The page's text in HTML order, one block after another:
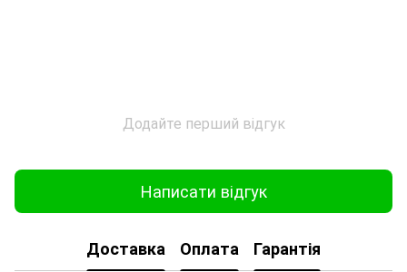
Додайте перший відгук
Написати відгук
Доставка Оплата Гарантія